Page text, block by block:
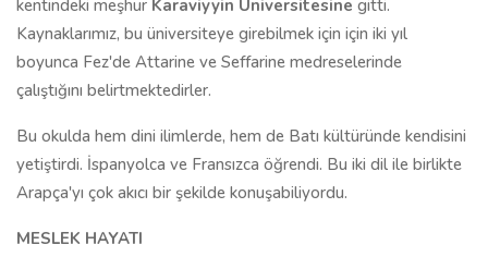
kentindeki meşhur Karaviyyin Üniversitesine gitti.
Kaynaklarımız, bu üniversiteye girebilmek için için iki yıl
boyunca Fez'de Attarine ve Seffarine medreselerinde
çalıştığını belirtmektedirler.
Bu okulda hem dini ilimlerde, hem de Batı kültüründe kendisini
yetiştirdi. İspanyolca ve Fransızca öğrendi. Bu iki dil ile birlikte
Arapça'yı çok akıcı bir şekilde konuşabiliyordu.
MESLEK HAYATI